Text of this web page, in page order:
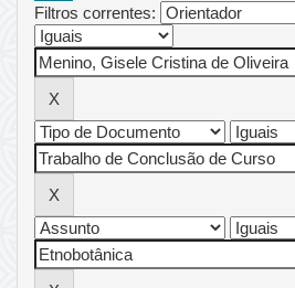
Filtros correntes: